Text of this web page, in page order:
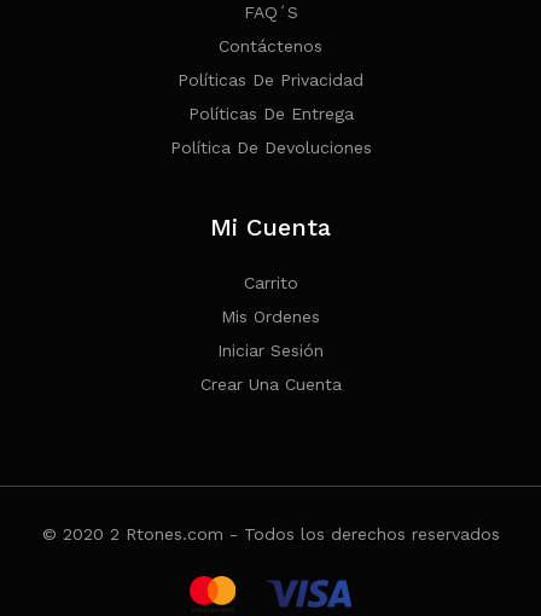
FAQ´s
Contáctenos
Políticas De Privacidad
Políticas De Entrega
Política De Devoluciones
Mi Cuenta
Carrito
Mis Ordenes
Iniciar Sesión
Crear Una Cuenta
© 2020 2 Rtones.com - Todos los derechos reservados